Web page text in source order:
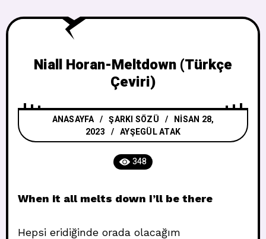
Niall Horan-Meltdown (Türkçe
Çeviri)
ANASAYFA/ŞARKI SÖZÜ
NISAN 28,
2023
AYŞEGÜL ATAK
348
When it all melts down I’ll be there
Hepsi eridiğinde orada olacağım